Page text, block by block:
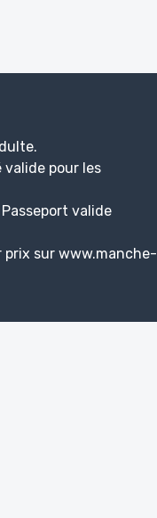
pour les
valide
prix sur www.manche-